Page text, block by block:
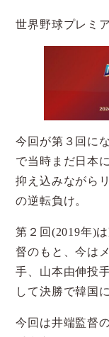
世界野球プレミ
今回が第３回に
で当時まだ日本
抑え込みながら
の逆転負け。
第２回(2019年)
督のもと、今は
手、山本由伸投
して決勝で韓国
今回は井端監督